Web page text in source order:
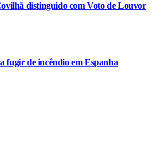
distinguido com Voto de Louvor
fugir de incêndio em Espanha